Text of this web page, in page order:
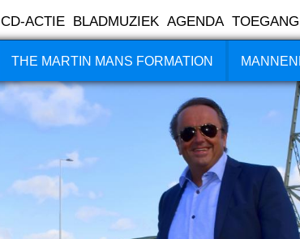
CD-ACTIE BLADMUZIEK AGENDA
THE MARTIN MANS FORMATION